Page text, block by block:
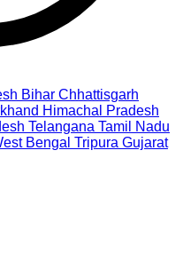
Bihar Chhattisgarh
Himachal Pradesh
Telangana Tamil Nadu
Bengal Tripura Gujarat